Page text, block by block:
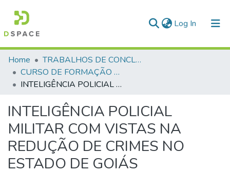
Log In (current)
Communities & Collections
All of DSpace
Home
TRABALHOS DE CONCLUSÃO DE CURSO - CFP (CURSO DE FORMAÇÃO DE PRAÇAS)
CURSO DE FORMAÇÃO DE PRAÇAS - CFP - 2018
INTELIGÊNCIA POLICIAL MILITAR COM VISTAS NA REDUÇÃO DE CRIMES NO ESTADO DE GOIÁS
INTELIGÊNCIA POLICIAL
MILITAR COM VISTAS NA
REDUÇÃO DE CRIMES NO
ESTADO DE GOIÁS